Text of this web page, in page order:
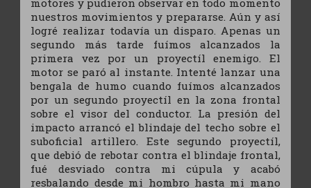
nuestros movimientos y prepararse. Aún y así
logré realizar todavía un disparo. Apenas un
segundo más tarde fuímos alcanzados la
primera vez por un proyectíl enemigo. El
motor se paró al instante. Intenté lanzar una
bengala de humo cuando fuímos alcanzados
por un segundo proyectíl en la zona frontal
sobre el visor del conductor. La presión del
impacto arrancó el blindaje del techo sobre el
suboficial artillero. Este segundo proyectíl,
que debió de rebotar contra el blindaje frontal,
fué desviado contra mi cúpula y acabó
resbalando desde mi hombro hasta mi mano